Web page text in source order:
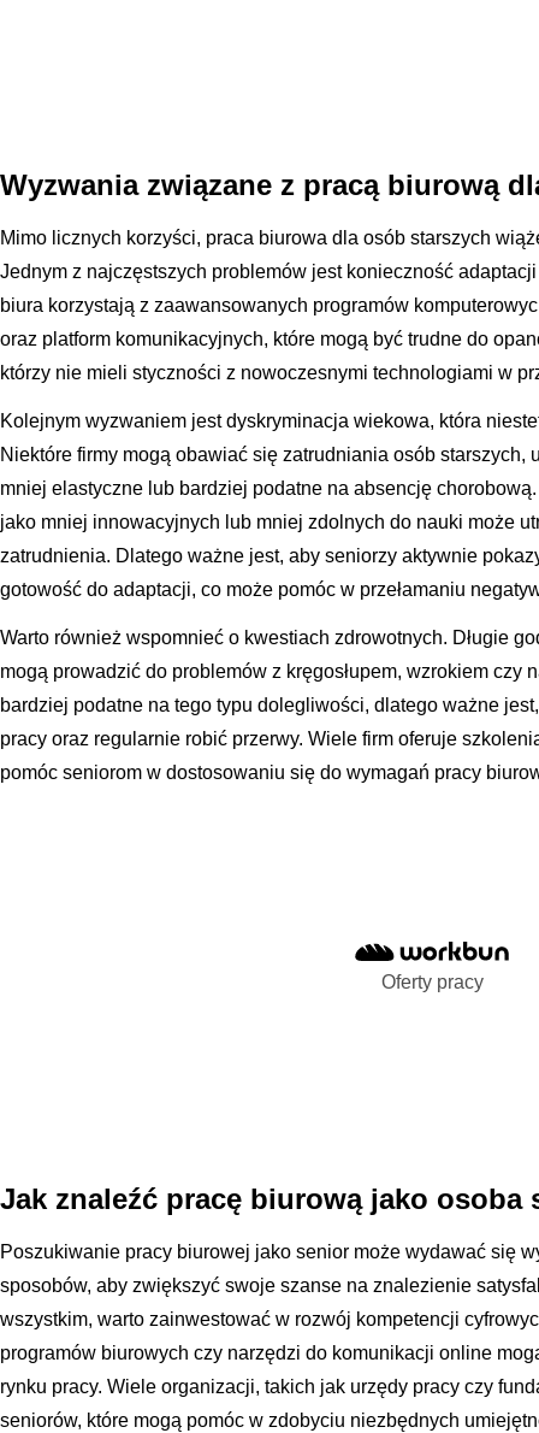
Wyzwania związane z pracą biurową
Mimo licznych korzyści, praca biurowa dla osób starszych
Jednym z najczęstszych problemów jest konieczność
biura korzystają z zaawansowanych programów
oraz platform komunikacyjnych, które mogą być trudne do
którzy nie mieli styczności z nowoczesnymi technologiami w
Kolejnym wyzwaniem jest dyskryminacja wiekowa, która
Niektóre firmy mogą obawiać się zatrudniania osób
mniej elastyczne lub bardziej podatne na absencję
jako mniej innowacyjnych lub mniej zdolnych do nauki może
zatrudnienia. Dlatego ważne jest, aby seniorzy aktywnie
gotowość do adaptacji, co może pomóc w przełamaniu
Warto również wspomnieć o kwestiach zdrowotnych. Długie
mogą prowadzić do problemów z kręgosłupem, wzrokiem czy
bardziej podatne na tego typu dolegliwości, dlatego ważne
pracy oraz regularnie robić przerwy. Wiele firm oferuje
pomóc seniorom w dostosowaniu się do wymagań pracy
Oferty pracy
Jak znaleźć pracę biurową jako osoba
Poszukiwanie pracy biurowej jako senior może wydawać się
sposobów, aby zwiększyć swoje szanse na znalezienie
wszystkim, warto zainwestować w rozwój kompetencji
programów biurowych czy narzędzi do komunikacji online
rynku pracy. Wiele organizacji, takich jak urzędy pracy czy
seniorów, które mogą pomóc w zdobyciu niezbędnych